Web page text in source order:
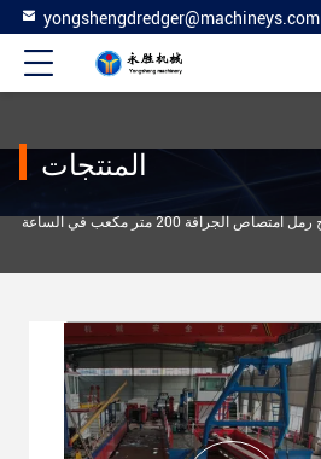
yongshengdredger@machineys.com
المنتجات